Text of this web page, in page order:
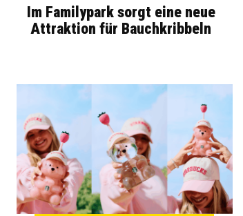
Im Familypark sorgt eine neue
Attraktion für Bauchkribbeln